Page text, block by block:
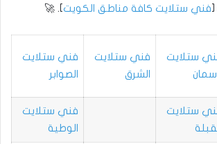
[فني ستلايت كافة مناطق الكويت]. 🚀
ستلايت
فني ستلايت
الشرق
فني ستلايت
الصوابر
ستلايت
فني ستلايت
الوطية